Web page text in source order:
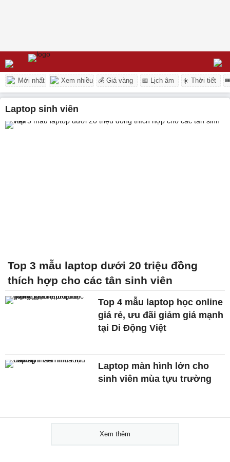
Mới nhất Xem nhiều 💰 Giá vàng 📅 Lịch âm ☀️ Thời tiết
laptop sinh viên
Top 3 mẫu laptop dưới 20 triệu đồng
thích hợp cho các tân sinh viên
Top 4 mẫu laptop học online
giá rẻ, ưu đãi giảm giá mạnh
tại Di Động Việt
Laptop màn hình lớn cho
sinh viên mùa tựu trường
Xem thêm